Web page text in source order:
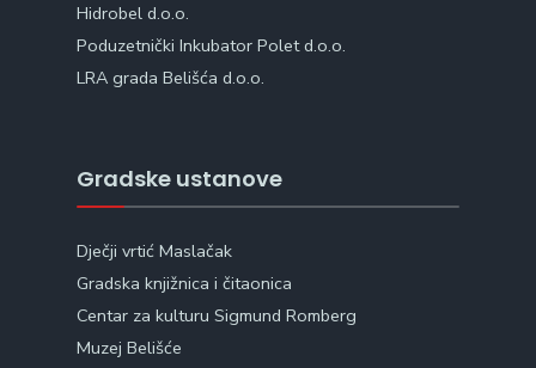
Hidrobel d.o.o.
Poduzetnički Inkubator Polet d.o.o.
LRA grada Belišća d.o.o.
Gradske ustanove
Dječji vrtić Maslačak
Gradska knjižnica i čitaonica
Centar za kulturu Sigmund Romberg
Muzej Belišće